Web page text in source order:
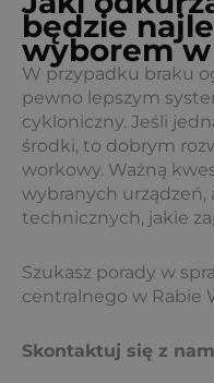
będzie
wyborem
W przypadku braku
pewno lepszym
cykloniczny. Jeśli
środki, to dobrym
workowy. Ważną
wybranych urządzeń,
technicznych, jakie
Szukasz porady w
centralnego w Rabie
Skontaktuj się z